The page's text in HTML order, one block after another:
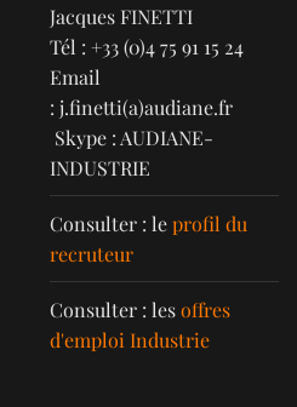
Jacques FINETTI
Tél : +33 (0)4 75 91 15 24
Email
: j.finetti(a)audiane.fr
Skype : AUDIANE-
INDUSTRIE
Consulter : leprofil du
recruteur
Consulter : lesoffres
d'emploi Industrie